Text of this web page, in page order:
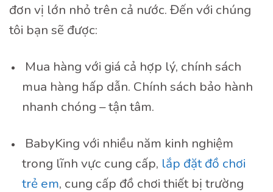
đơn vị lớn nhỏ trên cả nước. Đến với chúng
tôi bạn sẽ được:
Mua hàng với giá cả hợp lý, chính sách
mua hàng hấp dẫn. Chính sách bảo hành
nhanh chóng – tận tâm.
BabyKing với nhiều năm kinh nghiệm
trong lĩnh vực cung cấp, lắp đặt đồ chơi
trẻ em, cung cấp đồ chơi thiết bị trường